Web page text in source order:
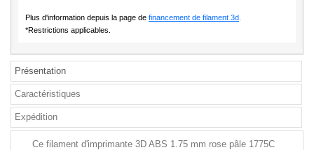
Plus d'information depuis la page de financement de filament 3d
*Restrictions applicables.
Présentation
Caractéristiques
Expédition
Ce filament d'imprimante 3D ABS 1.75 mm rose pâle 1775C